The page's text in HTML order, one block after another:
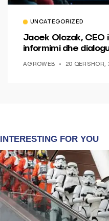
UNCATEGORIZED
Jacek Olczak, CEO
informimi dhe
AGROWEB 20 QERSHOR,